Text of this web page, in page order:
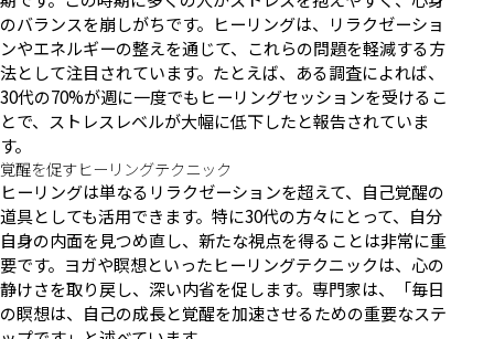
のバランスを崩しがちです。ヒーリングは、リラクゼーショ
ンやエネルギーの整えを通じて、これらの問題を軽減する方
法として注目されています。たとえば、ある調査によれば、
30代の70%が週に一度でもヒーリングセッションを受けるこ
とで、ストレスレベルが大幅に低下したと報告されていま
す。
覚醒を促すヒーリングテクニック
ヒーリングは単なるリラクゼーションを超えて、自己覚醒の
道具としても活用できます。特に30代の方々にとって、自分
自身の内面を見つめ直し、新たな視点を得ることは非常に重
要です。ヨガや瞑想といったヒーリングテクニックは、心の
静けさを取り戻し、深い内省を促します。専門家は、「毎日
の瞑想は、自己の成長と覚醒を加速させるための重要なステ